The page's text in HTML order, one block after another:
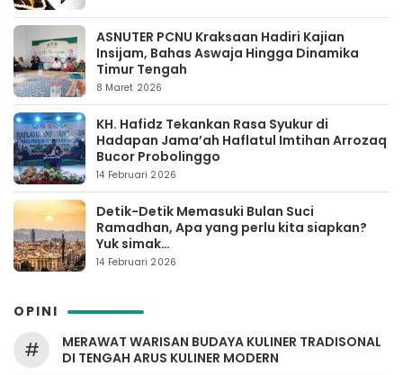
ASNUTER PCNU Kraksaan Hadiri Kajian
Insijam, Bahas Aswaja Hingga Dinamika
Timur Tengah
8 Maret 2026
KH. Hafidz Tekankan Rasa Syukur di
Hadapan Jama’ah Haflatul Imtihan Arrozaq
Bucor Probolinggo
14 Februari 2026
Detik-Detik Memasuki Bulan Suci
Ramadhan, Apa yang perlu kita siapkan?
Yuk simak…
14 Februari 2026
OPINI
#
MERAWAT WARISAN BUDAYA KULINER TRADISONAL
DI TENGAH ARUS KULINER MODERN